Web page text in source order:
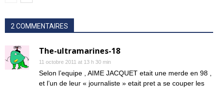
2 COMMENTAIRES
The-ultramarines-18
11 octobre 2011 at 13 h 30 min
Selon l’equipe , AIME JACQUET etait une merde en 98 ,
et l’un de leur « journaliste » etait pret a se couper les